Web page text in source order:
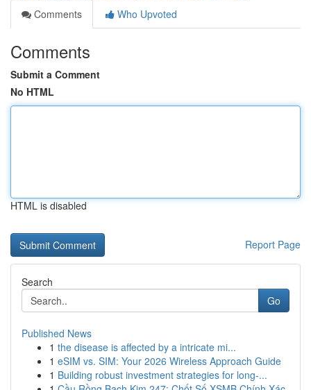
Comments
Who Upvoted
Comments
Submit a Comment
No HTML
HTML is disabled
Report Page
Search
Go
Published News
1 the disease is affected by a intricate mi...
1 eSIM vs. SIM: Your 2026 Wireless Approach Guide
1 Building robust investment strategies for long-...